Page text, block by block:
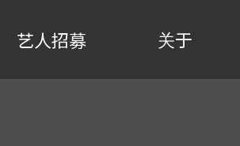
艺人招募 关于